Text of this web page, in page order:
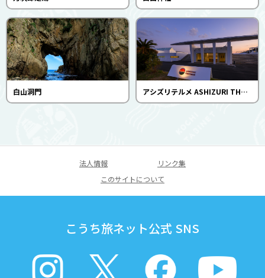
白山洞門 アシズリテルメ ASHIZURI THERMAE
法人情報
リンク集
このサイトについて
こうち旅ネット公式 SNS